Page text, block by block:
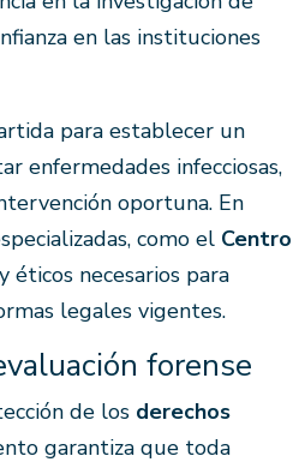
en las instituciones
para establecer un
enfermedades infecciosas,
oportuna. En
como el Centro
éticos necesarios para
legales vigentes.
forense
de los derechos
garantiza que toda